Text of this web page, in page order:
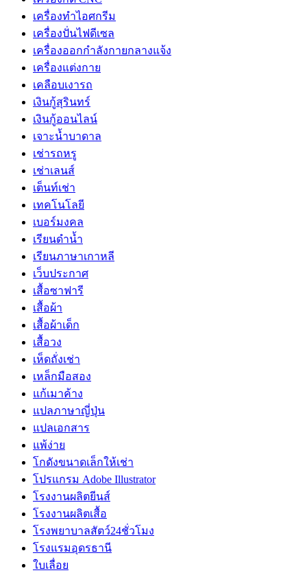
เครื่องทำไอศกรีม
เครื่องปั่นไฟดีเซล
เครื่องออกกำลังกายกลางแจ้ง
เครื่องแต่งกาย
เคลือบเงารถ
เงินกู้สุรินทร์
เงินกู้ออนไลน์
เจาะน้ำบาดาล
เช่ารถหรู
เช่าเลนส์
เต็นท์เช่า
เทคโนโลยี
เบอร์มงคล
เรียนดำน้ำ
เรียนภาษาเกาหลี
เว็บประกาศ
เสื้อซาฟารี
เสื้อผ้า
เสื้อผ้าเด็ก
เสื้อวง
เห็ดถั่งเช่า
เหล็กมือสอง
แก้เมาค้าง
แปลภาษาญี่ปุ่น
แปลเอกสาร
แพ้ง่าย
โกดังขนาดเล็กให้เช่า
โปรแกรม Adobe Illustrator
โรงงานผลิตยีนส์
โรงงานผลิตเสื้อ
โรงพยาบาลสัตว์24ชั่วโมง
โรงแรมอุดรธานี
ใบเลื่อย